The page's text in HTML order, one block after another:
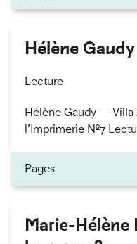
Hélène
Lecture
Hélène Gaudy — Villa
l’Imprimerie n°7
Pages
Marie-Hélène